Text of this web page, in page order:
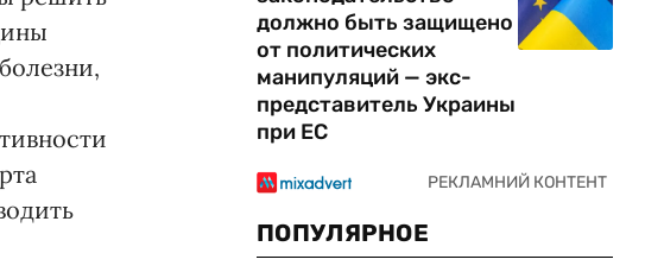
должно быть защищено
от политических
манипуляций — экс-
представитель Украины
при ЕС
ПОПУЛЯРНОЕ